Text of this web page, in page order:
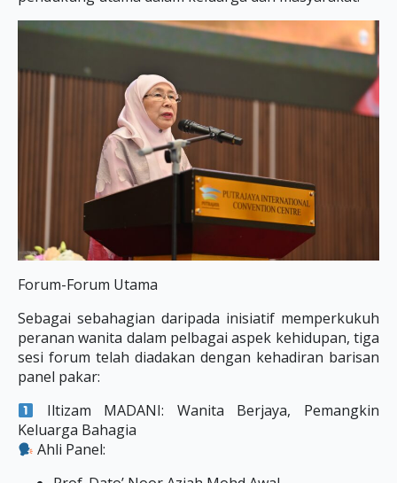
Forum-Forum Utama
Sebagai sebahagian daripada inisiatif memperkukuh
peranan wanita dalam pelbagai aspek kehidupan, tiga
sesi forum telah diadakan dengan kehadiran barisan
panel pakar:
Iltizam MADANI: Wanita Berjaya, Pemangkin
Keluarga Bahagia
Ahli Panel: